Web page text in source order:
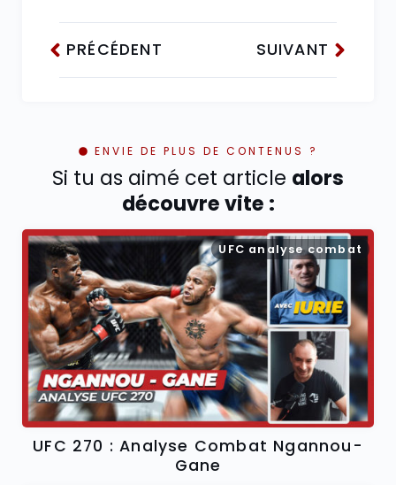
PRÉCÉDENT SUIVANT
ENVIE DE PLUS DE CONTENUS ?
Si tu as aimé cet article alors
découvre vite :
UFC analyse combat
UFC 270 : Analyse Combat Ngannou-
Gane